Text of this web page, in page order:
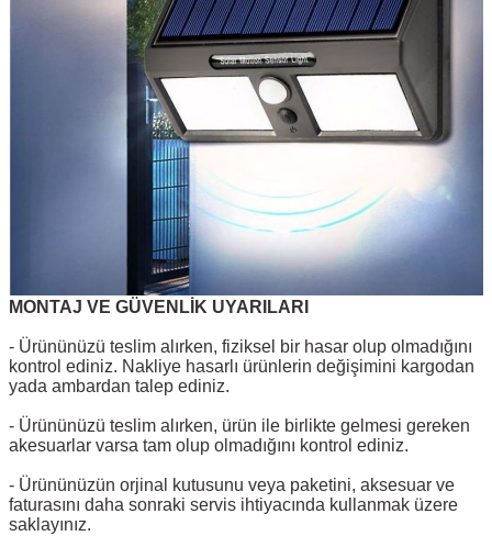
MONTAJ VE GÜVENLİK UYARILARI
- Ürününüzü teslim alırken, fiziksel bir hasar olup olmadığını
kontrol ediniz. Nakliye hasarlı ürünlerin değişimini kargodan
yada ambardan talep ediniz.
- Ürününüzü teslim alırken, ürün ile birlikte gelmesi gereken
akesuarlar varsa tam olup olmadığını kontrol ediniz.
- Ürününüzün orjinal kutusunu veya paketini, aksesuar ve
faturasını daha sonraki servis ihtiyacında kullanmak üzere
saklayınız.